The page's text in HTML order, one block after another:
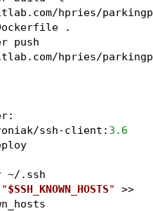
hpries/
.
hpries/
ssh-client:
3.6
~/.ssh
"$SSH_KNOWN_HOSTS"
>>